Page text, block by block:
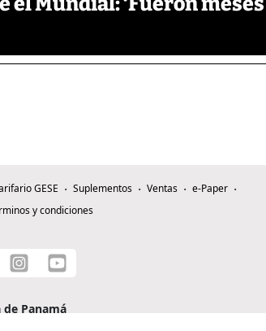
GESE Suplementos Ventas
e-Paper
y condiciones
Panamá